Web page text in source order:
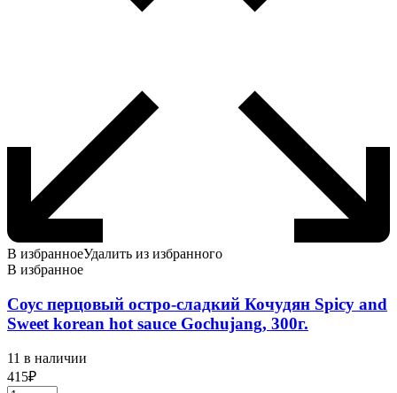
В избранноеУдалить из избранного
В избранное
Соус перцовый остро-сладкий Кочудян Spicy and
Sweet korean hot sauce Gochujang, 300г.
11 в наличии
415₽